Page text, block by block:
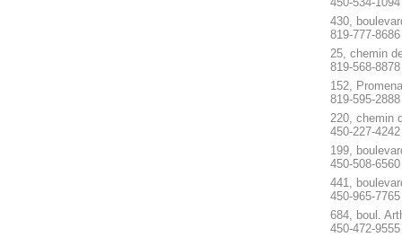
430,
819-777-8686
25, chemin
819-568-8878
152,
819-595-2888
220, chemin
450-227-4242
199,
450-508-6560
441,
450-965-7765
684, boul.
450-472-9555